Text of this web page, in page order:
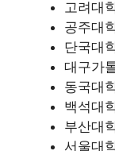
고려대
공주대
단국대
대구가
동국대
백석대
부산대
서울대